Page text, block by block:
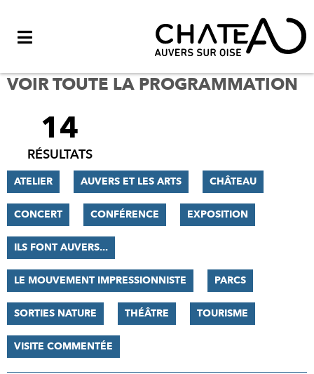
VOIR TOUTE LA PROGRAMMATION
FILTRER
RÉSULTATS
14
RÉSULTATS
ATELIER AUVERS ET LES ARTS CHÂTEAU
CONCERT CONFÉRENCE EXPOSITION
ILS FONT AUVERS...
LE MOUVEMENT IMPRESSIONNISTE PARCS
SORTIES NATURE THÉÂTRE TOURISME
VISITE COMMENTÉE